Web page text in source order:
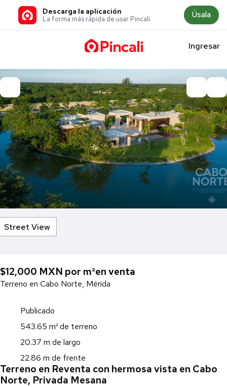
Descarga la aplicación
La forma más rápida de usar Pincali Úsala
Ingresar
Street View
$12,000 MXN por m²en venta
Terreno en Cabo Norte, Mérida
Publicado
543.65 m² de terreno
20.37 m de largo
22.86 m de frente
Terreno en Reventa con hermosa vista en Cabo
Norte, Privada Mesana